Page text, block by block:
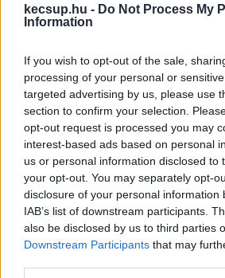
kecsup.hu - Do Not Process My
Information
If you wish to opt-out of the sale,
processing of your personal or
targeted advertising by us, please use
section to confirm your selection.
opt-out request is processed you may
interest-based ads based on personal
us or personal information disclosed to
your opt-out. You may separately opt-
disclosure of your personal information
IAB’s list of downstream participants.
also be disclosed by us to third parties
Downstream Participants that may
A miniszter a fórum végén
Hajdúböszörményt, mivel az
„lefutott körzet”. Bár a
választáson Tiba István 58
és az EP-választáson is jól
térségben, most új helyzet állt
a kormánypárt színeiben, ezért
mérkőzés lefutva”.